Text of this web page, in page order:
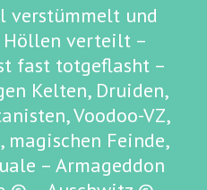
verstümmelt und
verteilt –
fast totgeflasht –
Kelten, Druiden,
Voodoo-VZ,
magischen Feinde,
– Armageddon